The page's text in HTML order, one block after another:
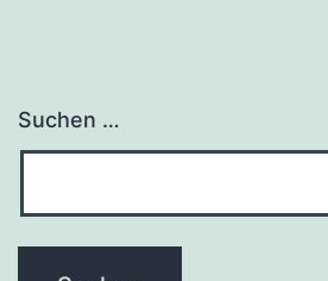
Suchen …